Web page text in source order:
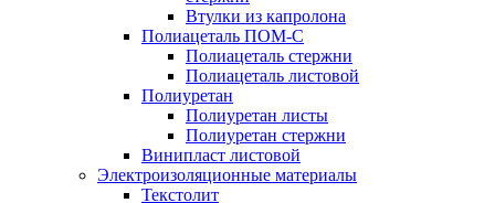
Втулки из капролона
Полиацеталь ПОМ-С
Полиацеталь стержни
Полиацеталь листовой
Полиуретан
Полиуретан листы
Полиуретан стержни
Винипласт листовой
Электроизоляционные материалы
Текстолит